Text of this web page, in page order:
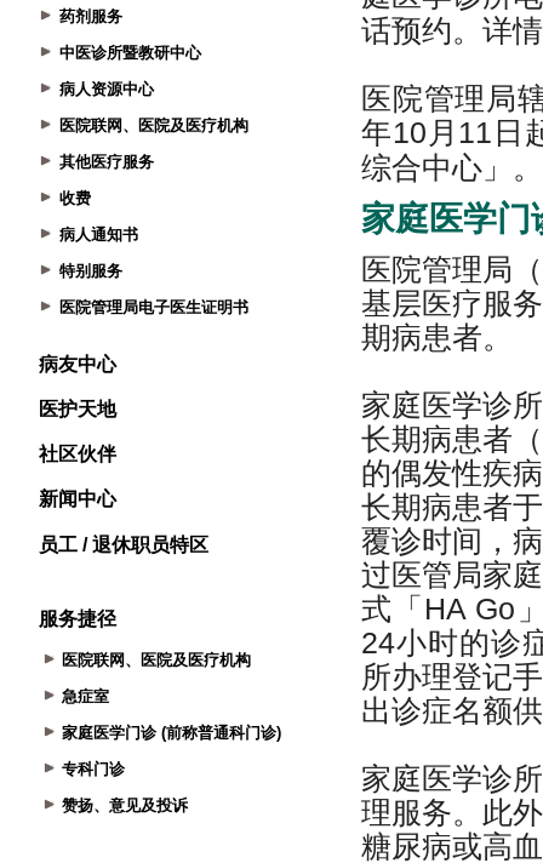
药剂服务
中医诊所暨教研中心
病人资源中心
医院联网、医院及医疗机构
其他医疗服务
收费
病人通知书
特别服务
医院管理局电子医生证明书
病友中心
医护天地
社区伙伴
新闻中心
员工 / 退休职员特区
服务捷径
医院联网、医院及医疗机构
急症室
家庭医学门诊 (前称普通科门诊)
专科门诊
赞扬、意见及投诉